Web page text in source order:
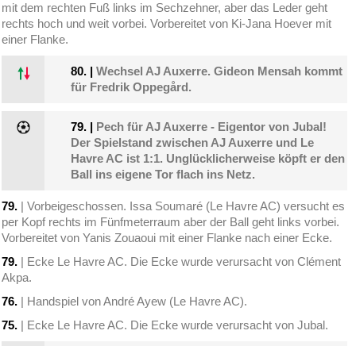
mit dem rechten Fuß links im Sechzehner, aber das Leder geht
rechts hoch und weit vorbei. Vorbereitet von Ki-Jana Hoever mit
einer Flanke.
80. |Wechsel AJ Auxerre. Gideon Mensah kommt
für Fredrik Oppegård.
79. | Pech für AJ Auxerre - Eigentor von Jubal!
Der Spielstand zwischen AJ Auxerre und Le
Havre AC ist 1:1. Unglücklicherweise köpft er den
Ball ins eigene Tor flach ins Netz.
79. | Vorbeigeschossen. Issa Soumaré (Le Havre AC) versucht es
per Kopf rechts im Fünfmeterraum aber der Ball geht links vorbei.
Vorbereitet von Yanis Zouaoui mit einer Flanke nach einer Ecke.
79. | Ecke Le Havre AC. Die Ecke wurde verursacht von Clément
Akpa.
76. | Handspiel von André Ayew (Le Havre AC).
75. | Ecke Le Havre AC. Die Ecke wurde verursacht von Jubal.